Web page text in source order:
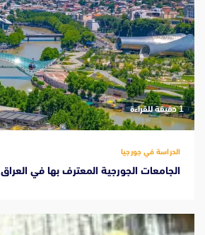
‫1 دقيقة للقراءة
الدراسة في جورجيا
الجامعات الجورجية المعترف بها في العراق